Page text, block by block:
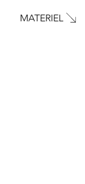
MATERIEL